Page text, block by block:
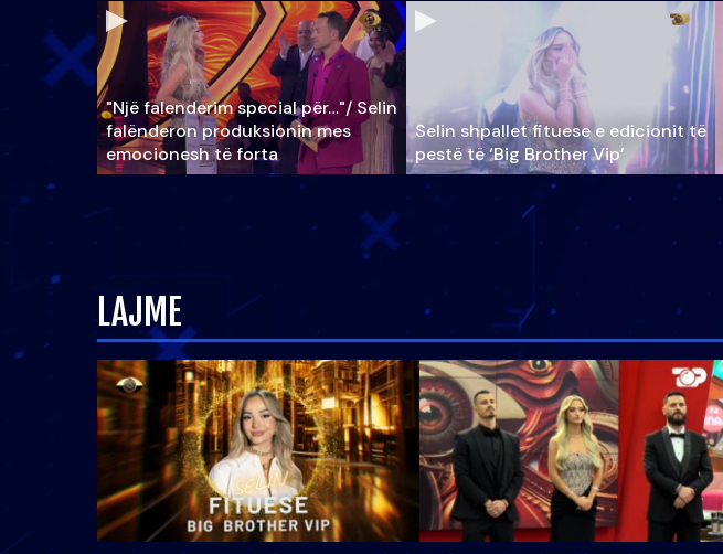
"Një falenderim special për…"/ Selin
falënderon produksionin mes
emocionesh të forta
Selin shpallet fituese e edicionit të
pestë të ‘Big Brother Vip’
LAJME